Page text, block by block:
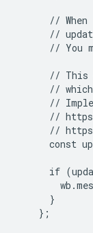
// When
//
// You
// This
//
//
//
//
const
if
      }
    };